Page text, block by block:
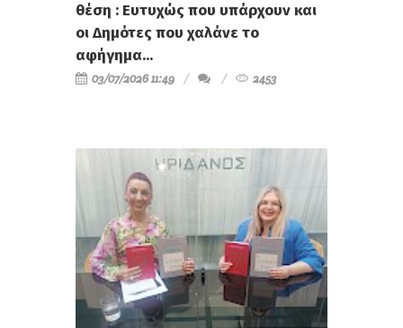
θέση : Ευτυχώς που υπάρχουν και
οι Δημότες που χαλάνε το
αφήγημα...
03/07/2026 11:49 2453